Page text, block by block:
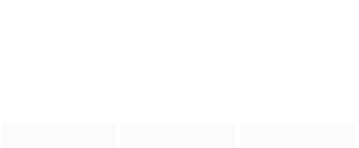
。她步步为营，周旋在
江淮被掳走配“阴婚”。他与女探长穆英搭档，侦破阎王
与吴老狗（曾舜晞 饰）强强联手，携手霍仙姑（陈瑶 饰）与九门诸